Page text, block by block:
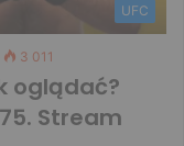
UFC
3 011
oglądać?
Stream